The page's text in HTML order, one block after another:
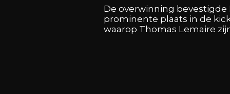
De overwinning
prominente plaats in de
waarop Thomas Lemaire